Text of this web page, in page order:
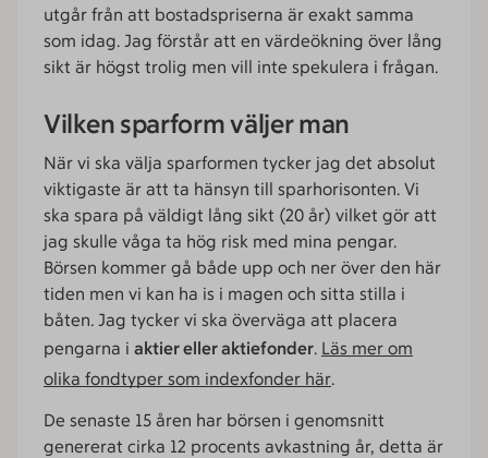
utgår från att bostadspriserna är exakt samma
som idag. Jag förstår att en värdeökning över lång
sikt är högst trolig men vill inte spekulera i frågan.
Vilken sparform väljer man
När vi ska välja sparformen tycker jag det absolut
viktigaste är att ta hänsyn till sparhorisonten. Vi
ska spara på väldigt lång sikt (20 år) vilket gör att
jag skulle våga ta hög risk med mina pengar.
Börsen kommer gå både upp och ner över den här
tiden men vi kan ha is i magen och sitta stilla i
båten. Jag tycker vi ska överväga att placera
pengarna i aktier eller aktiefonder. Läs mer om
olika fondtyper som indexfonder här.
De senaste 15 åren har börsen i genomsnitt
genererat cirka 12 procents avkastning år, detta är